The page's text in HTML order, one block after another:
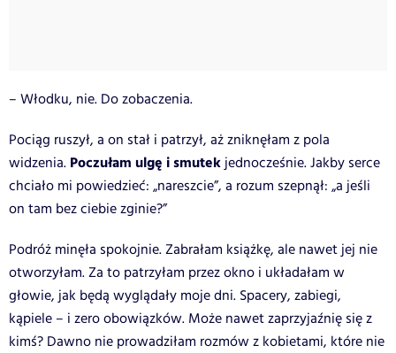
– Włodku, nie. Do zobaczenia.
Pociąg ruszył, a on stał i patrzył, aż zniknęłam z pola
widzenia. Poczułam ulgę i smutekjednocześnie. Jakby serce
chciało mi powiedzieć: „nareszcie”, a rozum szepnął: „a jeśli
on tam bez ciebie zginie?”
Podróż minęła spokojnie. Zabrałam książkę, ale nawet jej nie
otworzyłam. Za to patrzyłam przez okno i układałam w
głowie, jak będą wyglądały moje dni. Spacery, zabiegi,
kąpiele – i zero obowiązków. Może nawet zaprzyjaźnię się z
kimś? Dawno nie prowadziłam rozmów z kobietami, które nie